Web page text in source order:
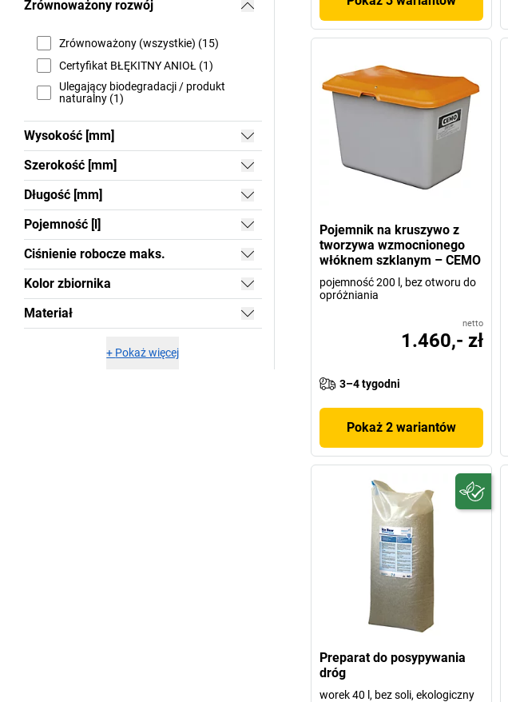
Zrównoważony rozwój
Zrównoważony (wszystkie) (15)
Certyfikat BŁĘKITNY ANIOŁ (1)
Ulegający biodegradacji / produkt
naturalny (1)
Wysokość [mm]
Szerokość [mm]
Długość [mm]
Pojemność [l]
Ciśnienie robocze maks.
Kolor zbiornika
Materiał
+ Pokaż więcej
Pojemnik na kruszywo z
tworzywa wzmocnionego
włóknem szklanym – CEMO
pojemność 200 l, bez otworu do
opróżniania
netto
1.460,- zł
3–4 tygodni
Pokaż 2 wariantów
Preparat do posypywania
dróg
worek 40 l, bez soli, ekologiczny